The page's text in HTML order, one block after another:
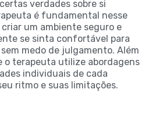
verdades sobre si
é fundamental nesse
um ambiente seguro e
se sinta confortável para
medo de julgamento. Além
o terapeuta utilize abordagens
individuais de cada
ritmo e suas limitações.